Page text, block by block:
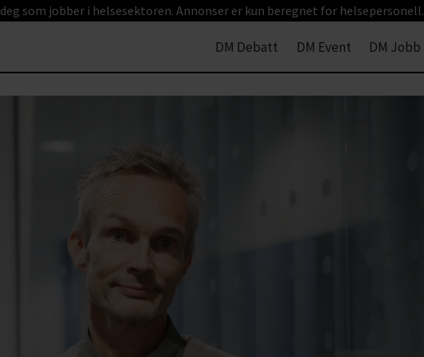
som jobber i helsesektoren. Annonser er kun beregnet for helsepersonell.
DM Debatt DM Event DM Jobb